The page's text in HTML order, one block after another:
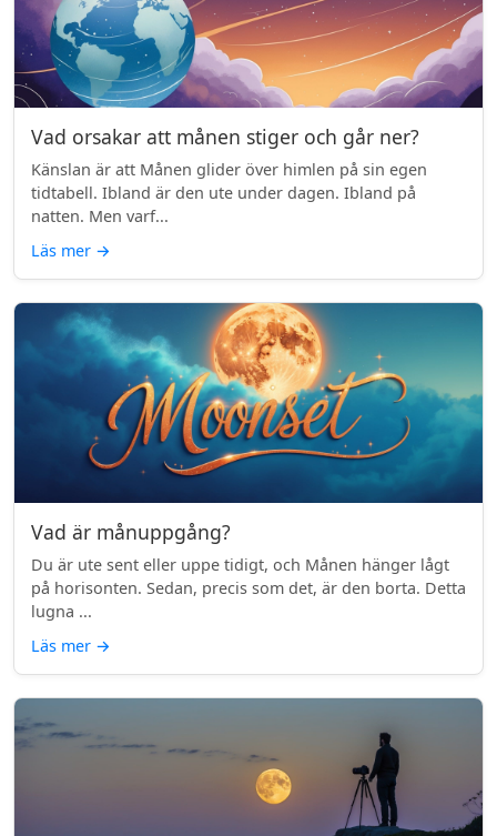
Vad orsakar att månen stiger och går ner?
Känslan är att Månen glider över himlen på sin egen
tidtabell. Ibland är den ute under dagen. Ibland på
natten. Men varf...
Läs mer →
Vad är månuppgång?
Du är ute sent eller uppe tidigt, och Månen hänger lågt
på horisonten. Sedan, precis som det, är den borta. Detta
lugna ...
Läs mer →